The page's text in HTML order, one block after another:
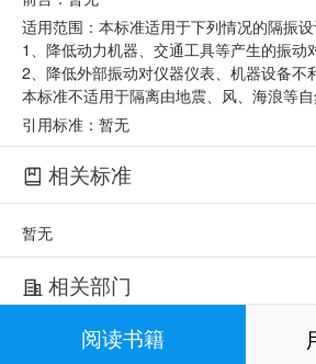
适用范围：本标准适用于下列情况的隔振
1、降低动力机器、交通工具等产生的振动对生产、工作、生活和周边环
2、降低外部振动对仪器仪表、机器设备不利影响
本标准不适用于隔离由地震、风、海浪等自
引用标准：暂无
相关标准
暂无
相关部门
起草单位：中国机械工业集团有限公司
阅读书籍